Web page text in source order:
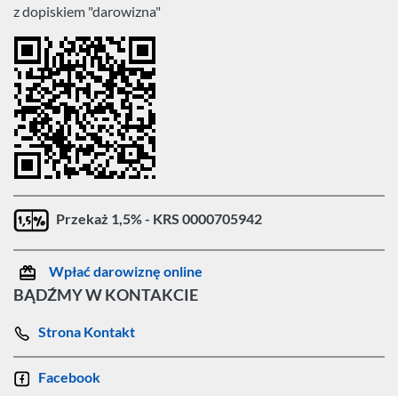
z dopiskiem "darowizna"
Przekaż 1,5% - KRS 0000705942
Wpłać darowiznę online
BĄDŹMY W KONTAKCIE
Strona Kontakt
Facebook